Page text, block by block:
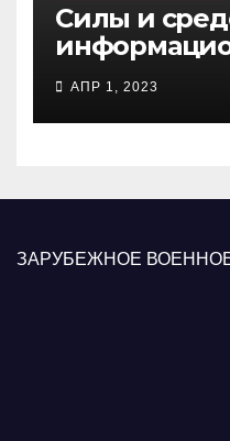
Силы и
АПР 1, 2023
ЗАРУБЕЖНОЕ